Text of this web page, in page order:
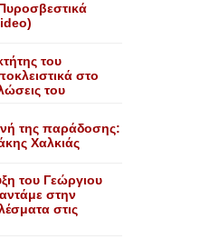
του
στο
του
της παράδοσης:
Xαλκιάς
του Γεώργιου
στην
στις